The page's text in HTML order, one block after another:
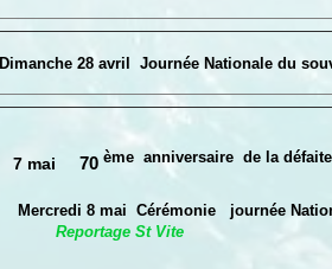
Dimanche 28 avril Journée Nationale du
7 mai 70 ème anniversaire de la
Mercredi 8 mai Cérémonie journée
Reportage St Vite